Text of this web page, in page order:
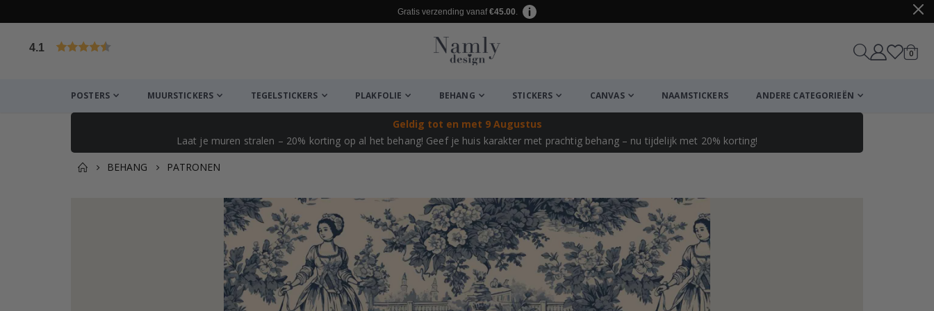
Gratis verzending vanaf€45.00.
4.1 0
POSTERS MUURSTICKERS TEGELSTICKERS PLAKFOLIE BEHANG STICKERS CANVAS NAAMSTICKERS ANDERE CATEGORIEËN
Geldig tot en met 9 Augustus
Laat je muren stralen – 20% korting op al het behang! Geef je huis karakter met prachtig behang – nu tijdelijk met 20% korting!
BEHANG
PATRONEN
Dit vind je misschien ook leuk ✔